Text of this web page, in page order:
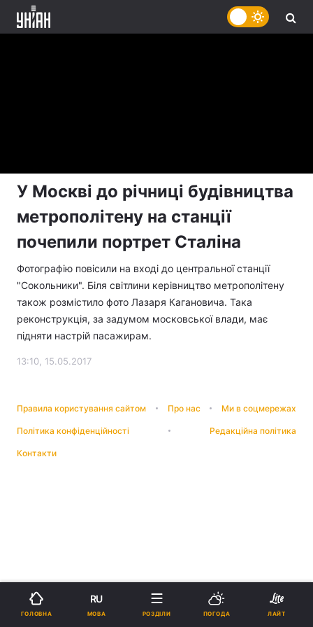
У Москві до річниці будівництва
метрополітену на станції
почепили портрет Сталіна
Фотографію повісили на вході до центральної станції
"Сокольники". Біля світлини керівництво метрополітену
також розмістило фото Лазаря Кагановича. Така
реконструкція, за задумом московської влади, має
підняти настрій пасажирам.
13:10, 15.05.2017
Правила користування сайтом Про нас Ми в соцмережах
Політика конфіденційності Редакційна політика
Контакти
ГОЛОВНА
RU
МОВА РОЗДІЛИ ПОГОДА ЛАЙТ